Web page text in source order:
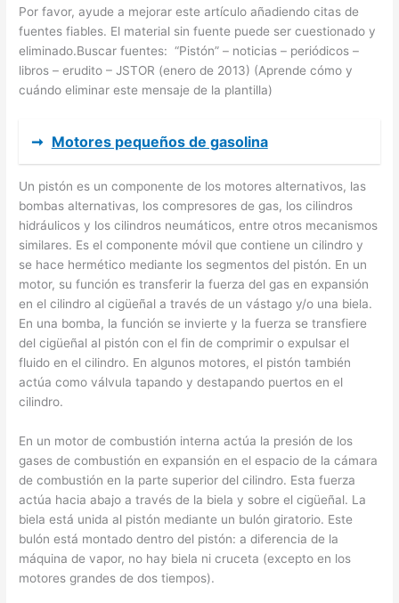
Por favor, ayude a mejorar este artículo añadiendo citas de
fuentes fiables. El material sin fuente puede ser cuestionado y
eliminado.Buscar fuentes: “Pistón” – noticias – periódicos –
libros – erudito – JSTOR (enero de 2013) (Aprende cómo y
cuándo eliminar este mensaje de la plantilla)
➞ Motores pequeños de gasolina
Un pistón es un componente de los motores alternativos, las
bombas alternativas, los compresores de gas, los cilindros
hidráulicos y los cilindros neumáticos, entre otros mecanismos
similares. Es el componente móvil que contiene un cilindro y
se hace hermético mediante los segmentos del pistón. En un
motor, su función es transferir la fuerza del gas en expansión
en el cilindro al cigüeñal a través de un vástago y/o una biela.
En una bomba, la función se invierte y la fuerza se transfiere
del cigüeñal al pistón con el fin de comprimir o expulsar el
fluido en el cilindro. En algunos motores, el pistón también
actúa como válvula tapando y destapando puertos en el
cilindro.
En un motor de combustión interna actúa la presión de los
gases de combustión en expansión en el espacio de la cámara
de combustión en la parte superior del cilindro. Esta fuerza
actúa hacia abajo a través de la biela y sobre el cigüeñal. La
biela está unida al pistón mediante un bulón giratorio. Este
bulón está montado dentro del pistón: a diferencia de la
máquina de vapor, no hay biela ni cruceta (excepto en los
motores grandes de dos tiempos).